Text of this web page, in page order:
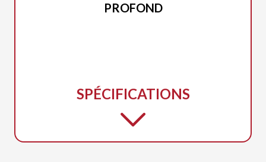
PROFOND
SPÉCIFICATIONS